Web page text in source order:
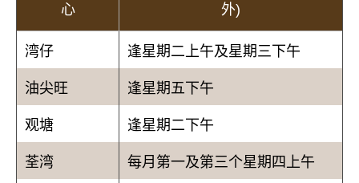
心
外)
湾仔 逢星期二上午及星期三下午
油尖旺 逢星期五下午
观塘 逢星期二下午
荃湾 每月第一及第三个星期四上午